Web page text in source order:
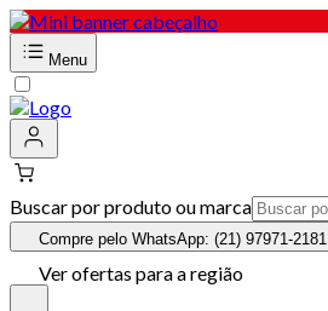
Menu
Buscar por produto ou marca
Compre pelo WhatsApp: (21) 97971-2181
Ver ofertas para a região